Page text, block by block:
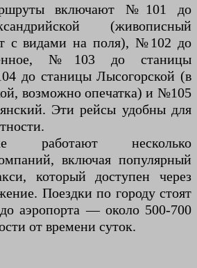
включают №101 до
(живописный
с видами на поля), №102 до
№103 до станицы
до станицы Лысогорской (в
возможно опечатка) и №105
Эти рейсы удобны для
работают несколько
включая популярный
который доступен через
Поездки по городу стоят
аэропорта — около 500-700
от времени суток.